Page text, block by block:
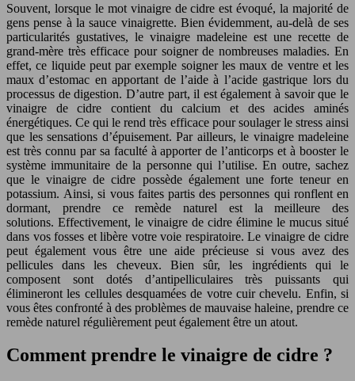
Souvent, lorsque le mot vinaigre de cidre est évoqué, la majorité de
gens pense à la sauce vinaigrette. Bien évidemment, au-delà de ses
particularités gustatives, le vinaigre madeleine est une recette de
grand-mère très efficace pour soigner de nombreuses maladies. En
effet, ce liquide peut par exemple soigner les maux de ventre et les
maux d’estomac en apportant de l’aide à l’acide gastrique lors du
processus de digestion. D’autre part, il est également à savoir que le
vinaigre de cidre contient du calcium et des acides aminés
énergétiques. Ce qui le rend très efficace pour soulager le stress ainsi
que les sensations d’épuisement. Par ailleurs, le vinaigre madeleine
est très connu par sa faculté à apporter de l’anticorps et à booster le
système immunitaire de la personne qui l’utilise. En outre, sachez
que le vinaigre de cidre possède également une forte teneur en
potassium. Ainsi, si vous faites partis des personnes qui ronflent en
dormant, prendre ce remède naturel est la meilleure des
solutions. Effectivement, le vinaigre de cidre élimine le mucus situé
dans vos fosses et libère votre voie respiratoire. Le vinaigre de cidre
peut également vous être une aide précieuse si vous avez des
pellicules dans les cheveux. Bien sûr, les ingrédients qui le
composent sont dotés d’antipelliculaires très puissants qui
élimineront les cellules desquamées de votre cuir chevelu. Enfin, si
vous êtes confronté à des problèmes de mauvaise haleine, prendre ce
remède naturel régulièrement peut également être un atout.
Comment prendre le vinaigre de cidre ?